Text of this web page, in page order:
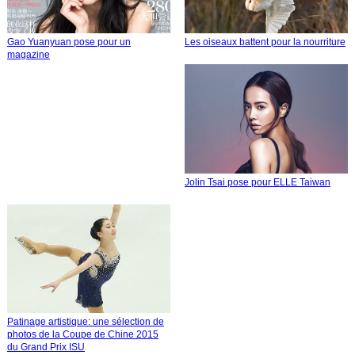
Gao Yuanyuan pose pour un
magazine
Les oiseaux battent pour la nourriture
Jolin Tsai pose pour ELLE Taiwan
Patinage artistique: une sélection de
photos de la Coupe de Chine 2015
du Grand Prix ISU